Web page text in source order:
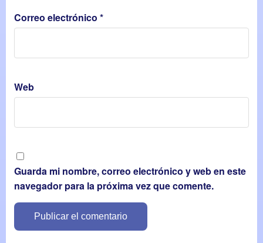
Correo electrónico *
Web
Guarda mi nombre, correo electrónico y web en este
navegador para la próxima vez que comente.